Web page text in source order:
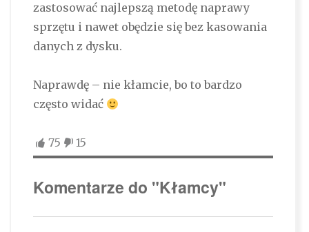
zastosować najlepszą metodę naprawy
sprzętu i nawet obędzie się bez kasowania
danych z dysku.
Naprawdę – nie kłamcie, bo to bardzo
często widać
75 15
Komentarze do "Kłamcy"